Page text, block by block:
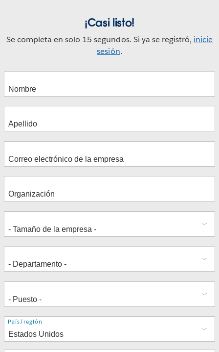
¡Casi listo!
Se completa en solo 15 segundos. Si ya se registró, inicie
sesión.
Dirección
País/región